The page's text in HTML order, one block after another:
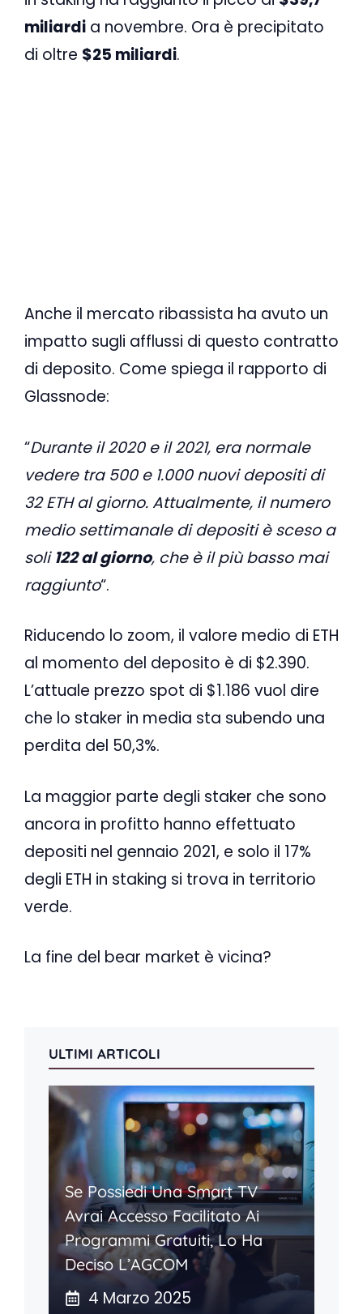
miliardi a novembre. Ora è precipitato
di oltre $25 miliardi.
Anche il mercato ribassista ha avuto un
impatto sugli afflussi di questo contratto
di deposito. Come spiega il rapporto di
Glassnode:
“Durante il 2020 e il 2021, era normale
vedere tra 500 e 1.000 nuovi depositi di
32 ETH al giorno. Attualmente, il numero
medio settimanale di depositi è sceso a
soli122 al giorno, che è il più basso mai
raggiunto“.
Riducendo lo zoom, il valore medio di ETH
al momento del deposito è di $2.390.
L’attuale prezzo spot di $1.186 vuol dire
che lo staker in media sta subendo una
perdita del 50,3%.
La maggior parte degli staker che sono
ancora in profitto hanno effettuato
depositi nel gennaio 2021, e solo il 17%
degli ETH in staking si trova in territorio
verde.
La fine del bear market è vicina?
ULTIMI ARTICOLI
Se Possiedi Una Smart TV
Avrai Accesso Facilitato Ai
Programmi Gratuiti, Lo Ha
Deciso L’AGCOM
4 Marzo 2025